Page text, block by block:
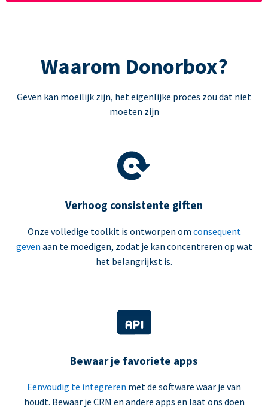
Waarom Donorbox?
Geven kan moeilijk zijn, het eigenlijke proces zou dat niet
moeten zijn
Verhoog consistente giften
Onze volledige toolkit is ontworpen om consequent
geven aan te moedigen, zodat je kan concentreren op wat
het belangrijkst is.
Bewaar je favoriete apps
Eenvoudig te integreren met de software waar je van
houdt. Bewaar je CRM en andere apps en laat ons doen